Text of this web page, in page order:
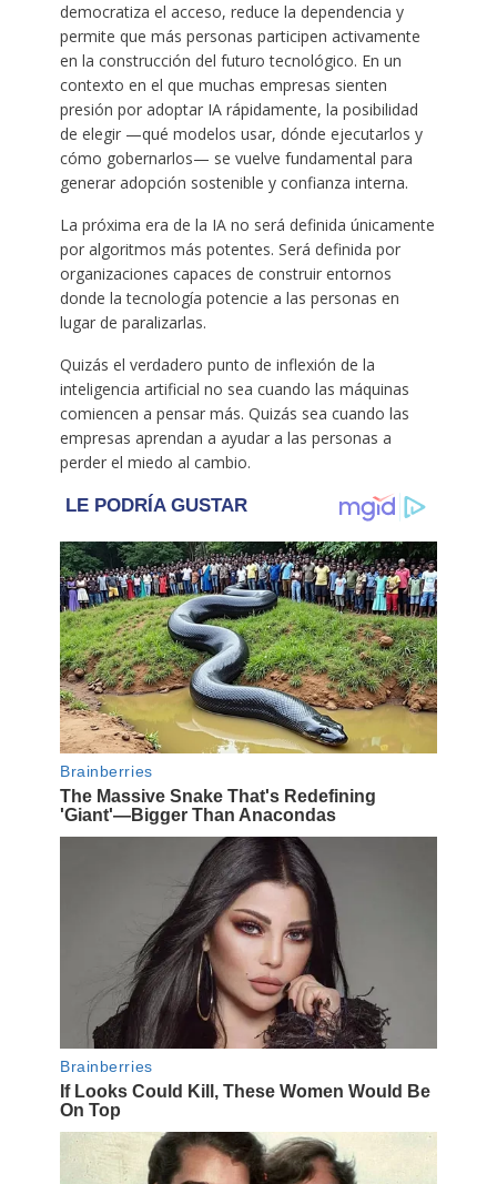
democratiza el acceso, reduce la dependencia y
permite que más personas participen activamente
en la construcción del futuro tecnológico. En un
contexto en el que muchas empresas sienten
presión por adoptar IA rápidamente, la posibilidad
de elegir —qué modelos usar, dónde ejecutarlos y
cómo gobernarlos— se vuelve fundamental para
generar adopción sostenible y confianza interna.
La próxima era de la IA no será definida únicamente
por algoritmos más potentes. Será definida por
organizaciones capaces de construir entornos
donde la tecnología potencie a las personas en
lugar de paralizarlas.
Quizás el verdadero punto de inflexión de la
inteligencia artificial no sea cuando las máquinas
comiencen a pensar más. Quizás sea cuando las
empresas aprendan a ayudar a las personas a
perder el miedo al cambio.